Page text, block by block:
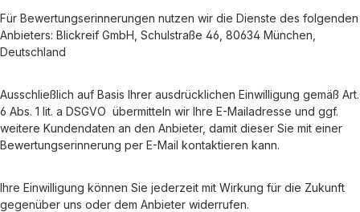
Für Bewertungserinnerungen nutzen wir die Dienste des folgenden
Anbieters: Blickreif GmbH, Schulstraße 46, 80634 München,
Deutschland
Ausschließlich auf Basis Ihrer ausdrücklichen Einwilligung gemäß Art.
6 Abs. 1 lit. a DSGVO übermitteln wir Ihre E-Mailadresse und ggf.
weitere Kundendaten an den Anbieter, damit dieser Sie mit einer
Bewertungserinnerung per E-Mail kontaktieren kann.
Ihre Einwilligung können Sie jederzeit mit Wirkung für die Zukunft
gegenüber uns oder dem Anbieter widerrufen.